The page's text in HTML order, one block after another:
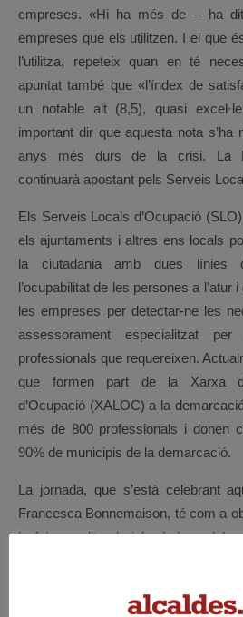
empreses. «Hi ha més de – ha
empreses que els utilitzen. I el que
l’utilitza, repeteix quan en té
apuntat també que «l’índex de
un notable alt (8,5), quasi
important dir que aquesta nota s’ha
anys més durs de la crisi. La
continuarà apostant pels Serveis
Els Serveis Locals d’Ocupació
els ajuntaments i altres ens locals
la ciutadania amb dues línies
l’ocupabilitat de les persones a l’atur
les empreses per detectar-ne les
assessorament especialitzat
professionals que requereixen.
que formen part de la Xarxa
d’Ocupació (XALOC) a la
més de 800 professionals i donen
90% de municipis de la demarcació.
La jornada, que s’està celebrant
Francesca Bonnemaison, té com a
la feina realitzada i fer balanç dels
d’Ocupació (Xarxa XALOC); a més